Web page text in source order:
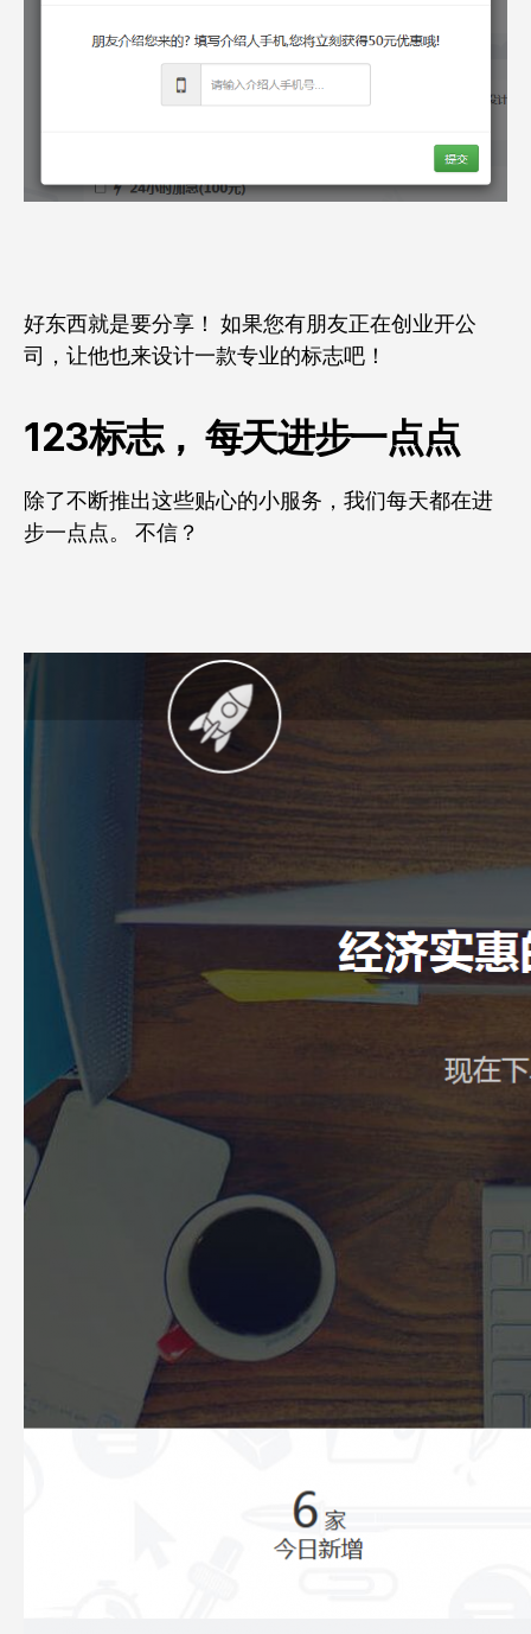
好东西就是要分享！ 如果您有朋友正在创业开公
司，让他也来设计一款专业的标志吧！
123标志， 每天进步一点点
除了不断推出这些贴心的小服务，我们每天都在进
步一点点。 不信？